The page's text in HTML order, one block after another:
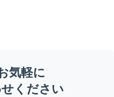
気軽に
ください